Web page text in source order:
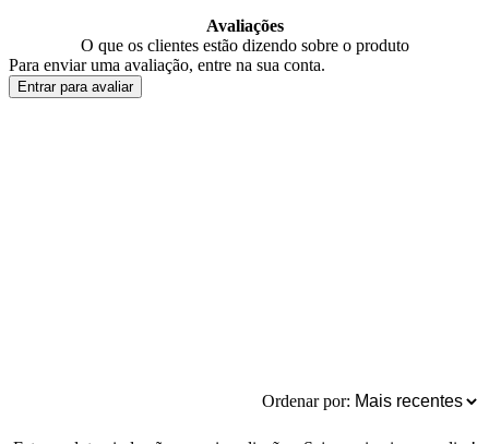
Avaliações
O que os clientes estão dizendo sobre o produto
Para enviar uma avaliação, entre na sua conta.
Entrar para avaliar
Ordenar por: